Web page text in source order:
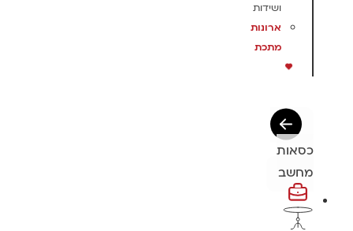
ושידות
ארונות
מתכת
כסאות
מחשב